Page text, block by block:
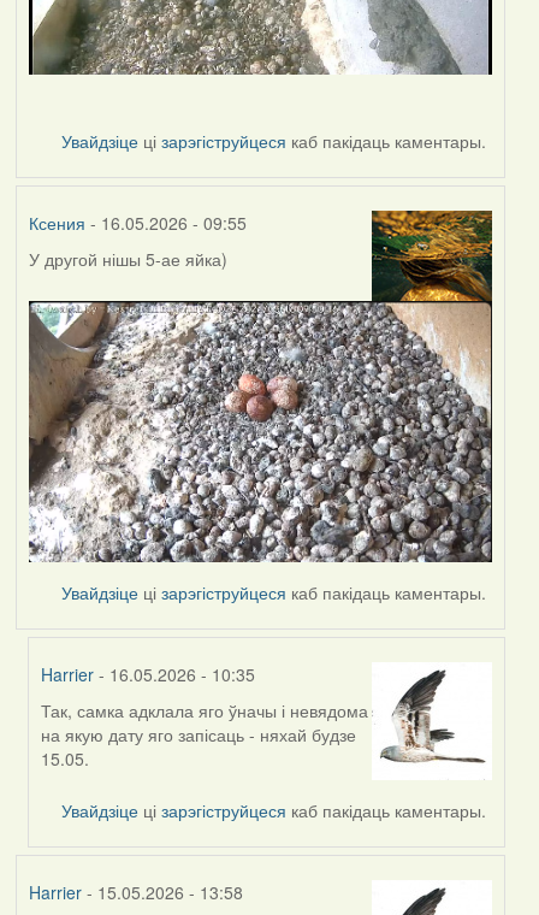
Увайдзіце цізарэгіструйцеся каб пакідаць каментары.
Ксения - 16.05.2026 - 09:55
У другой нішы 5-ае яйка)
Увайдзіце цізарэгіструйцеся каб пакідаць каментары.
Harrier - 16.05.2026 - 10:35
In
reply
to
Ксения
Так, самка адклала яго ўначы і невядома
на якую дату яго запісаць - няхай будзе
15.05.
Увайдзіце цізарэгіструйцеся каб пакідаць каментары.
Harrier- 15.05.2026 - 13:58